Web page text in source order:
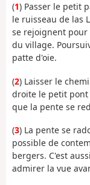
(1) Passer le petit
le ruisseau de las
se rejoignent
du village.
patte d'oie.
(2) Laisser le
droite le petit pont
que la pente se
(3) La pente se
possible de
bergers. C'est
admirer la vue